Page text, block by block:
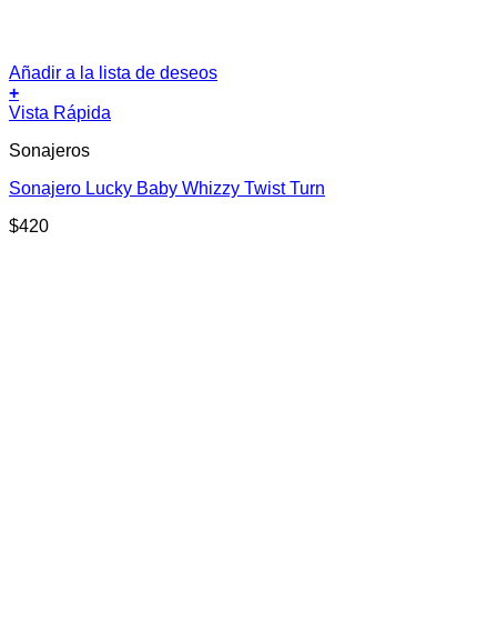
Añadir a la lista de deseos
+
Vista Rápida
Sonajeros
Sonajero Lucky Baby Whizzy Twist Turn
$420